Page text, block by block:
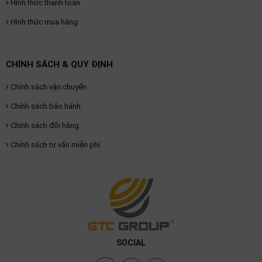
Hình thức thanh toán
Hình thức mua hàng
CHÍNH SÁCH & QUY ĐỊNH
Chính sách vận chuyển
Chính sách bảo hành
Chính sách đổi hàng
Chính sách tư vấn miễn phí
SOCIAL